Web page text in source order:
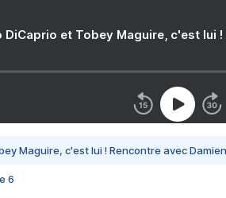
DiCaprio et Tobey Maguire, c'est lui
Maguire, c'est lui ! Rencontre avec
6